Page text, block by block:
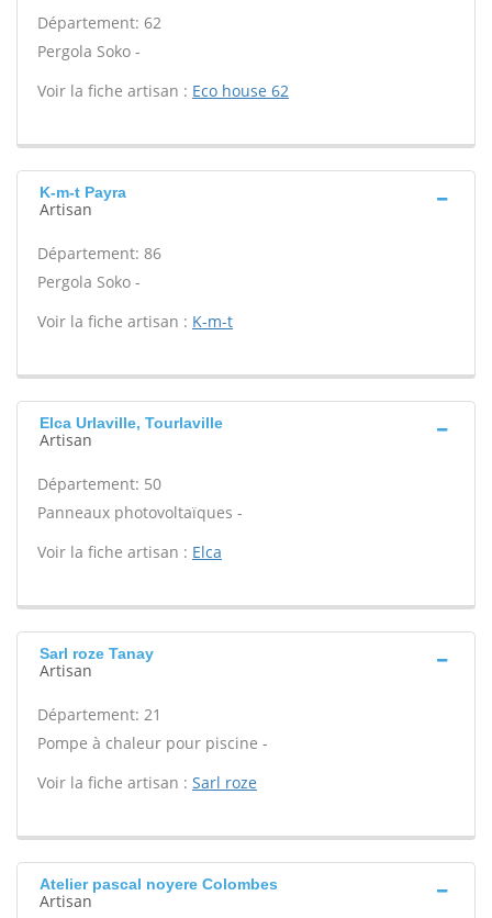
Département: 62
Pergola Soko -
Voir la fiche artisan : Eco house 62
K-m-t Payra
Artisan
Département: 86
Pergola Soko -
Voir la fiche artisan : K-m-t
Elca Urlaville, Tourlaville
Artisan
Département: 50
Panneaux photovoltaïques -
Voir la fiche artisan : Elca
Sarl roze Tanay
Artisan
Département: 21
Pompe à chaleur pour piscine -
Voir la fiche artisan : Sarl roze
Atelier pascal noyere Colombes
Artisan